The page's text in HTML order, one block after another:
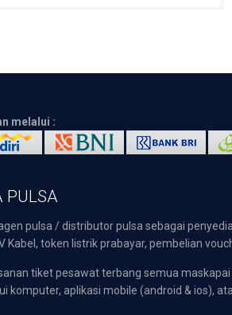
melalui :
PULSA
pulsa / distributor pulsa sebagai
Kabel, token listrik prabayar, pembelian
tiket pesawat terbang semua
komputer, aplikasi mobile (android & ios),